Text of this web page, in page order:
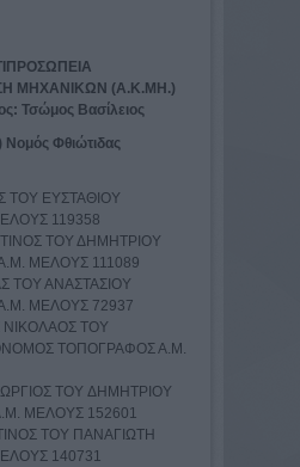
ΜΗΧΑΝΙΚΩΝ (Α.Κ.ΜΗ.)
Τσώμος Βασίλειος
Φθιώτιδας
ΤΟΥ ΕΥΣΤΑΘΙΟΥ
119358
ΤΟΥ ΔΗΜΗΤΡΙΟΥ
ΜΕΛΟΥΣ 111089
ΤΟΥ ΑΝΑΣΤΑΣΙΟΥ
ΜΕΛΟΥΣ 72937
ΤΟΥ
ΤΟΠΟΓΡΑΦΟΣ Α.Μ.
TOY ΔΗΜΗΤΡΙΟY
ΜΕΛΟΥΣ 152601
TOY ΠΑΝΑΓΙΩΤΗ
140731